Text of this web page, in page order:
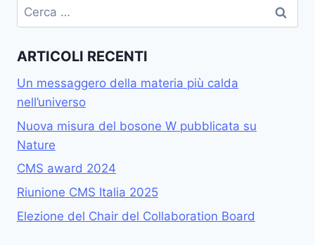
Ricerca
per:
ARTICOLI RECENTI
Un messaggero della materia più calda
nell’universo
Nuova misura del bosone W pubblicata su
Nature
CMS award 2024
Riunione CMS Italia 2025
Elezione del Chair del Collaboration Board